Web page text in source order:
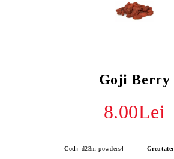
Goji Berry
8.00Lei
Cod: d23m-powders4 Greutate: